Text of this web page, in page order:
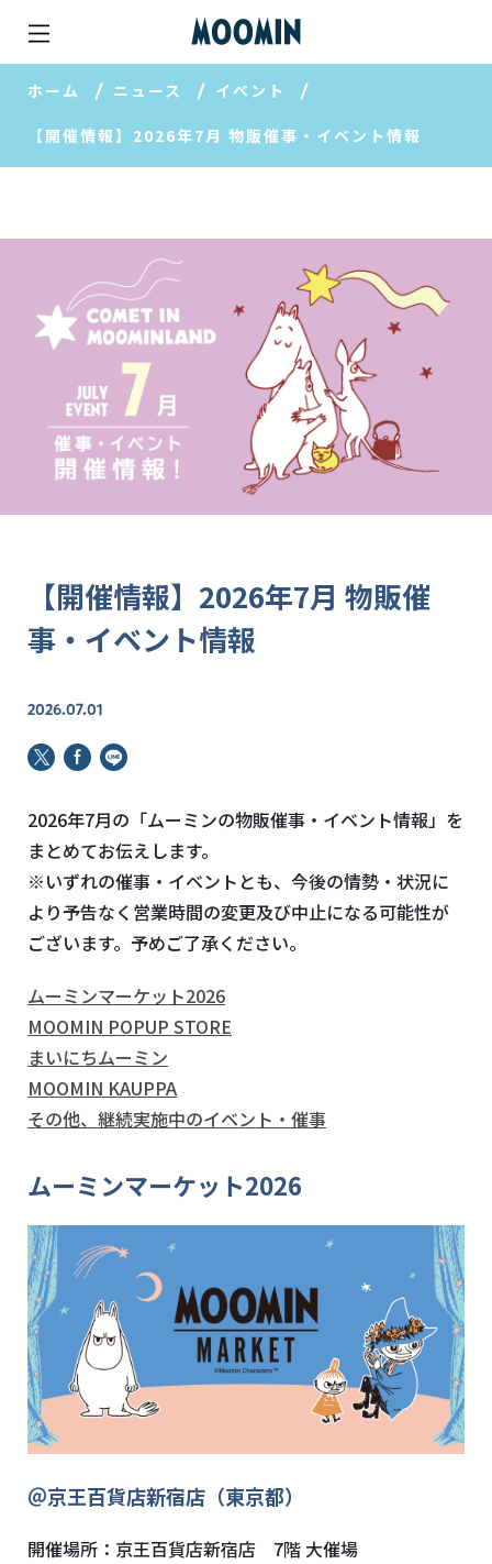
ホーム ニュース イベント
【開催情報】2026年7月 物販催事・イベント情報
【開催情報】2026年7月 物販催
事・イベント情報
2026.07.01
2026年7月の「ムーミンの物販催事・イベント情報」を
まとめてお伝えします。
※いずれの催事・イベントとも、今後の情勢・状況に
より予告なく営業時間の変更及び中止になる可能性が
ございます。予めご了承ください。
ムーミンマーケット2026
MOOMIN POPUP STORE
まいにちムーミン
MOOMIN KAUPPA
その他、継続実施中のイベント・催事
ムーミンマーケット2026
＠京王百貨店新宿店（東京都）
開催場所：京王百貨店新宿店 7階 大催場